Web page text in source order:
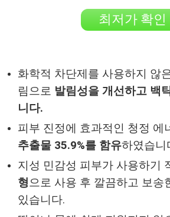
최저가 확인
화학적 차단제를 사용하지 않
림으로 발림성을 개선하고 백
니다.
피부 진정에 효과적인 청정 에
추출물 35.9%를 함유하였습니
지성 민감성 피부가 사용하기
형으로 사용 후 깔끔하고 보송
있습니다.